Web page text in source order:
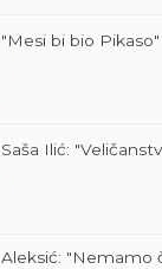
"Mesi bi bio
Saša Ilić:
Aleksić: "Nemamo čega da se plašimo